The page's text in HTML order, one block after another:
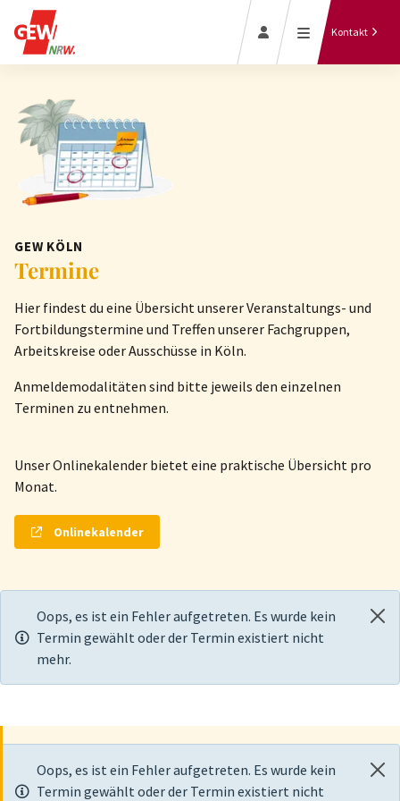
Kontakt
'forum'
Termine
GEW KÖLN
Termine
Hier findest du eine Übersicht unserer Veranstaltungs- und
Fortbildungstermine und Treffen unserer Fachgruppen,
Arbeitskreise oder Ausschüsse in Köln.
Anmeldemodalitäten sind bitte jeweils den einzelnen
Terminen zu entnehmen.
Unser Onlinekalender bietet eine praktische Übersicht pro
Monat.
Onlinekalender
Oops, es ist ein Fehler aufgetreten. Es wurde kein
Termin gewählt oder der Termin existiert nicht
mehr.
Oops, es ist ein Fehler aufgetreten. Es wurde kein
Termin gewählt oder der Termin existiert nicht